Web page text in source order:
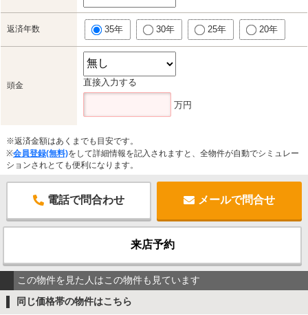
返済年数 35年 30年 25年 20年
頭金 直接入力する
万円
※返済金額はあくまでも目安です。
※会員登録(無料)をして詳細情報を記入されますと、全物件が自動でシミュレー
ションされとても便利になります。
電話で問合わせ メールで問合せ
来店予約
この物件を見た人はこの物件も見ています
同じ価格帯の物件はこちら